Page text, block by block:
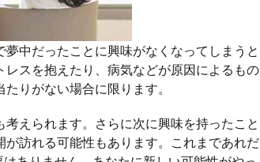
中だったことに興味がなくなってしまうと
スを抱えたり、病気などが原因によるもの
りがない場合に限ります。
えられます。さらに次に興味を持ったこと
訪れる可能性もあります。これまであれだ